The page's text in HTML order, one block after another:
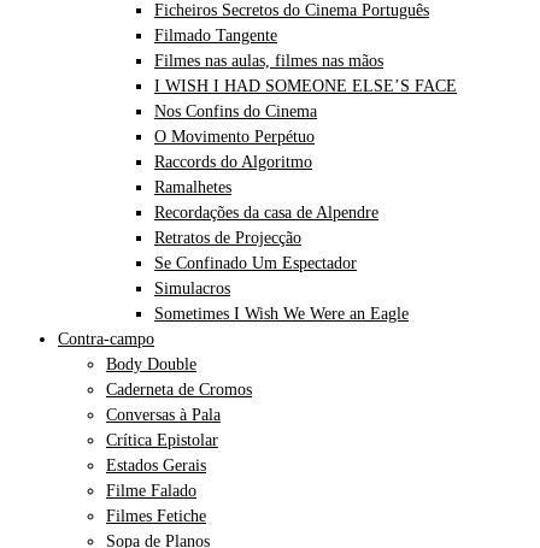
Ficheiros Secretos do Cinema Português
Filmado Tangente
Filmes nas aulas, filmes nas mãos
I WISH I HAD SOMEONE ELSE’S FACE
Nos Confins do Cinema
O Movimento Perpétuo
Raccords do Algoritmo
Ramalhetes
Recordações da casa de Alpendre
Retratos de Projecção
Se Confinado Um Espectador
Simulacros
Sometimes I Wish We Were an Eagle
Contra-campo
Body Double
Caderneta de Cromos
Conversas à Pala
Crítica Epistolar
Estados Gerais
Filme Falado
Filmes Fetiche
Sopa de Planos